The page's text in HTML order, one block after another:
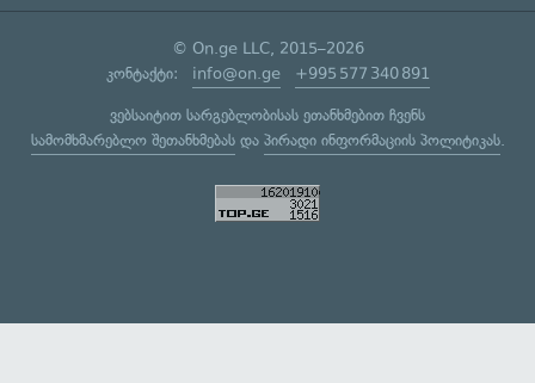
© On.ge LLC, 2015–2026
კონტაქტი: info@on.ge +995 577 340 891
ვებსაიტით სარგებლობისას ეთანხმებით ჩვენს
სამომხმარებლო შეთანხმებასდა პირადი ინფორმაციის პოლიტიკას.